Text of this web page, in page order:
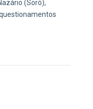
(Soró),